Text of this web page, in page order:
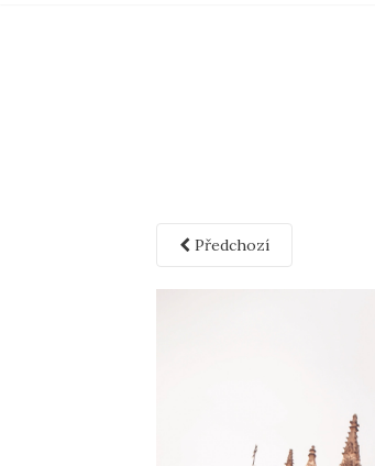
Předchozí